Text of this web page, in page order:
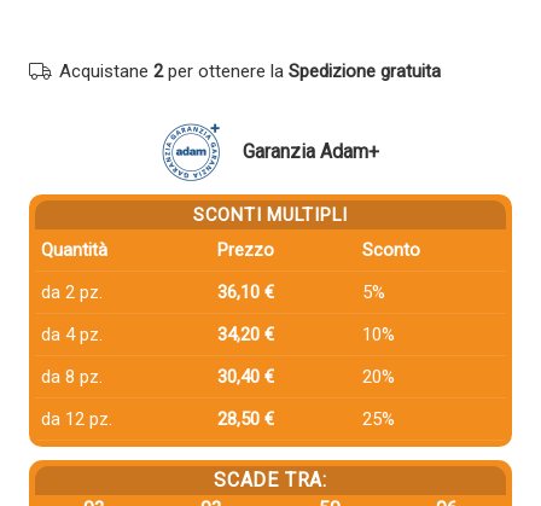
quantità
Acquistane 2per ottenere la Spedizione gratuita
Garanzia Adam+
SCONTI MULTIPLI
Quantità
Prezzo
Sconto
da 2 pz.
36,10 €
5%
da 4 pz.
34,20 €
10%
da 8 pz.
30,40 €
20%
da 12 pz.
28,50 € 25%
SCADE TRA: